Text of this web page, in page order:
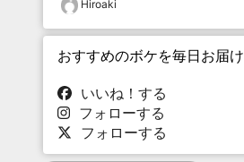
Hiroaki
おすすめのボケを毎日お届け
いいね！する
フォローする
フォローする